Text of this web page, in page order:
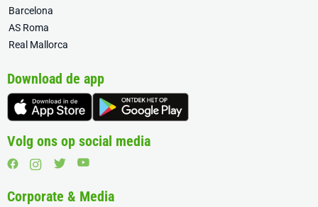
Barcelona
AS Roma
Real Mallorca
Download de app
Volg ons op social media
Corporate & Media